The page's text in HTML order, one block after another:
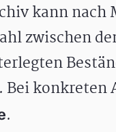
kann
zwischen
.